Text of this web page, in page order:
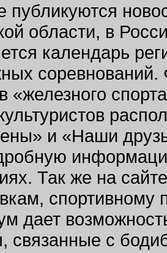
публикуются
области, в
календарь
соревнований.
«железного
и «Наши
Так же на
спортивному
дает
связанные с